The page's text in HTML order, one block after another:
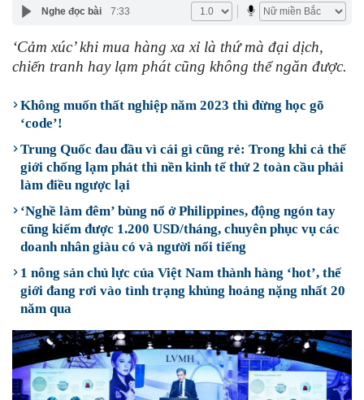
Nghe đọc bài 7:33
‘Cảm xúc’ khi mua hàng xa xỉ là thứ mà đại dịch,
chiến tranh hay lạm phát cũng không thể ngăn được.
Không muốn thất nghiệp năm 2023 thì đừng học gõ
‘code’!
Trung Quốc đau đầu vì cái gì cũng rẻ: Trong khi cả thế
giới chống lạm phát thì nền kinh tế thứ 2 toàn cầu phải
làm điều ngược lại
‘Nghề làm đêm’ bùng nổ ở Philippines, động ngón tay
cũng kiếm được 1.200 USD/tháng, chuyên phục vụ các
doanh nhân giàu có và người nổi tiếng
1 nông sản chủ lực của Việt Nam thành hàng ‘hot’, thế
giới đang rơi vào tình trạng khủng hoảng nặng nhất 20
năm qua